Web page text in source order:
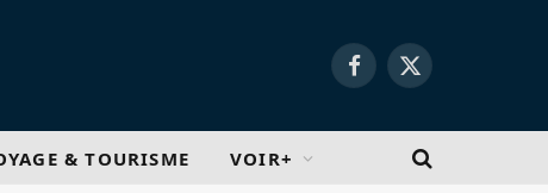
Facebook
X
& TOURISME VOIR+